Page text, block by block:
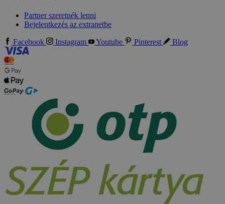
Partner szeretnék lenni
Bejelentkezés az extranetbe
Facebook Instagram Youtube Pinterest Blog